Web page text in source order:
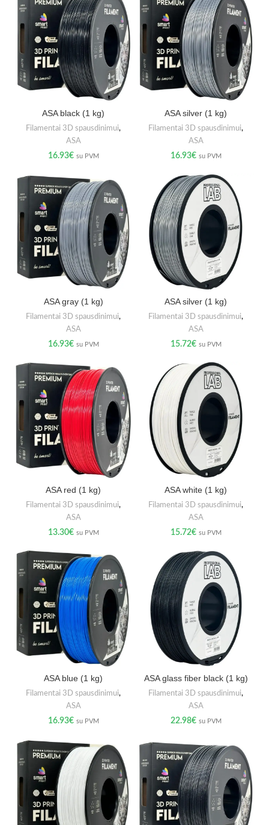
ASA black (1 kg)
Filamentai 3D spausdinimui,
ASA
16.93€ su PVM
ASA silver (1 kg)
Filamentai 3D spausdinimui,
ASA
16.93€ su PVM
ASA gray (1 kg)
Filamentai 3D spausdinimui,
ASA
16.93€ su PVM
ASA silver (1 kg)
Filamentai 3D spausdinimui,
ASA
15.72€ su PVM
ASA red (1 kg)
Filamentai 3D spausdinimui,
ASA
13.30€ su PVM
ASA white (1 kg)
Filamentai 3D spausdinimui,
ASA
15.72€ su PVM
ASA blue (1 kg)
Filamentai 3D spausdinimui,
ASA
16.93€ su PVM
ASA glass fiber black (1 kg)
Filamentai 3D spausdinimui,
ASA
22.98€ su PVM